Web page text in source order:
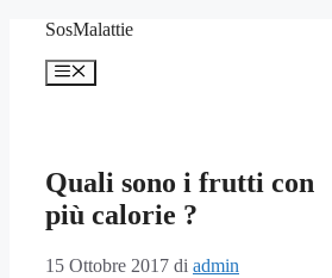
contenuto
SosMalattie
Menu
Quali sono i frutti con
più calorie ?
15 Ottobre 2017 di admin